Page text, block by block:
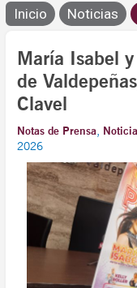
Inicio Noticias
María Isabel
de
Clavel
Notas de Prensa,
2026